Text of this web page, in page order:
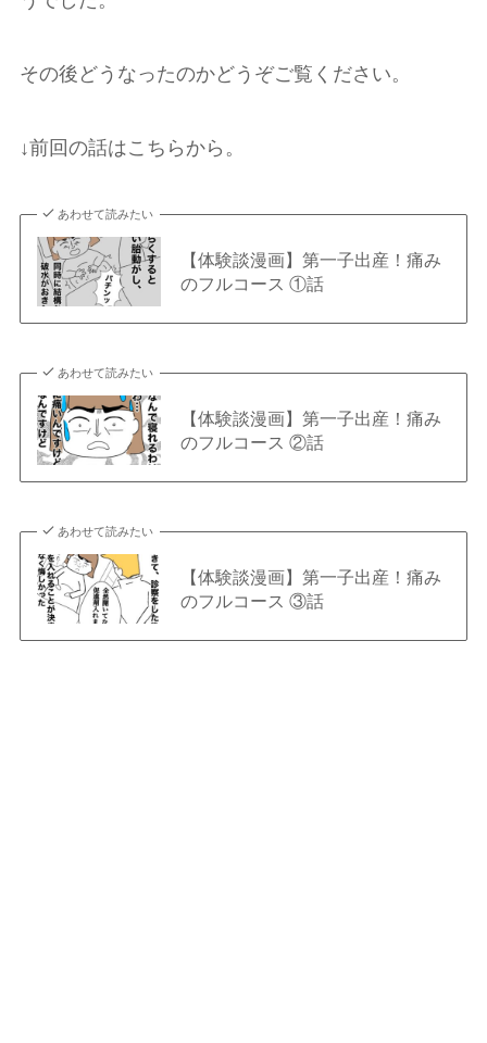
その後どうなったのかどうぞご覧ください。
↓前回の話はこちらから。
あわせて読みたい
【体験談漫画】第一子出産！痛み
のフルコース ①話
あわせて読みたい
【体験談漫画】第一子出産！痛み
のフルコース ②話
あわせて読みたい
【体験談漫画】第一子出産！痛み
のフルコース ③話